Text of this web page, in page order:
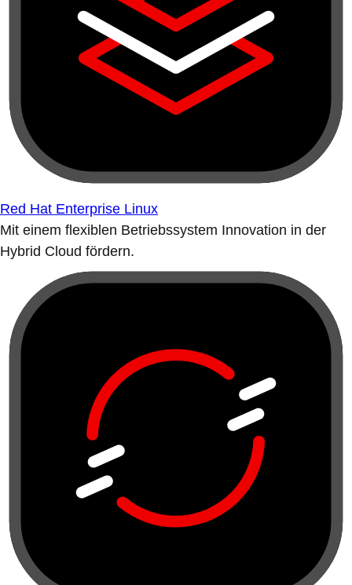
Red Hat Enterprise Linux
Mit einem flexiblen Betriebssystem Innovation in der
Hybrid Cloud fördern.